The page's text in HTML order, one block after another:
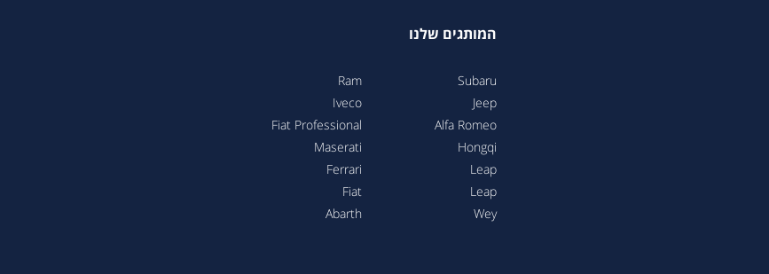
המותגים שלנו
Subaru
Jeep
Alfa Romeo
Hongqi
Leap
Leap
Wey
Ram
Iveco
Fiat Professional
Maserati
Ferrari
Fiat
Abarth